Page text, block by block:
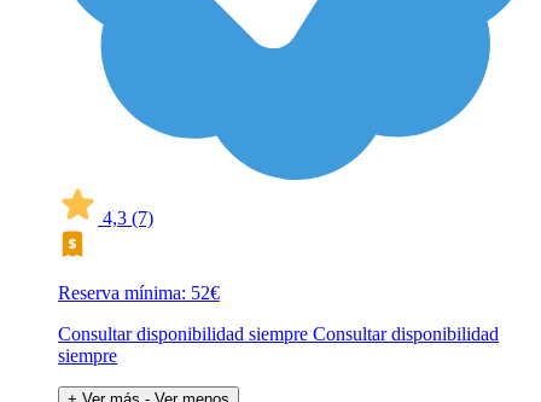
4,3 (7)
Reserva mínima: 52€
Consultar disponibilidad siempre Consultar disponibilidad
siempre